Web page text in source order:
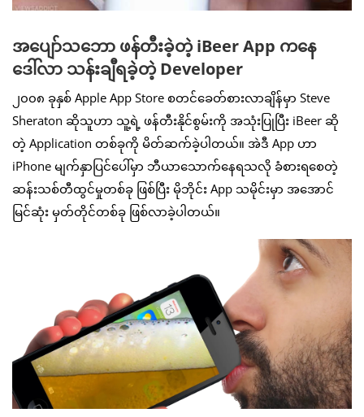
အပျော်သဘော ဖန်တီးခဲ့တဲ့ iBeer App ကနေ
ဒေါ်လာ သန်းချီရခဲ့တဲ့ Developer
၂၀၀၈ ခုနှစ် Apple App Store စတင်ခေတ်စားလာချိန်မှာ Steve
Sheraton ဆိုသူဟာ သူ့ရဲ့ ဖန်တီးနိုင်စွမ်းကို အသုံးပြုပြီး iBeer ဆို
တဲ့ Application တစ်ခုကို မိတ်ဆက်ခဲ့ပါတယ်။ အဲဒီ App ဟာ
iPhone မျက်နှာပြင်ပေါ်မှာ ဘီယာသောက်နေရသလို ခံစားရစေတဲ့
ဆန်းသစ်တီထွင်မှုတစ်ခု ဖြစ်ပြီး မိုဘိုင်း App သမိုင်းမှာ အအောင်
မြင်ဆုံး မှတ်တိုင်တစ်ခု ဖြစ်လာခဲ့ပါတယ်။